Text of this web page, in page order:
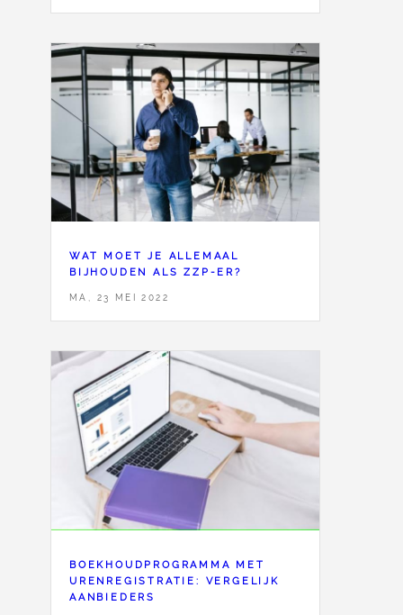
WAT MOET JE ALLEMAAL
BIJHOUDEN ALS ZZP-ER?
MA, 23 MEI 2022
BOEKHOUDPROGRAMMA MET
URENREGISTRATIE: VERGELIJK
AANBIEDERS